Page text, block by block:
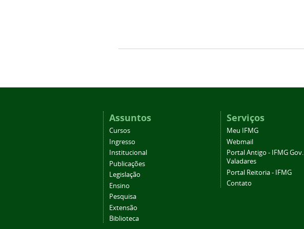
Assuntos
Cursos
Ingresso
Institucional
Publicações
Legislação
Ensino
Pesquisa
Extensão
Biblioteca
Serviços
Meu IFMG
Webmail
Portal Antigo - IFMG Gov.
Valadares
Portal Reitoria - IFMG
Contato